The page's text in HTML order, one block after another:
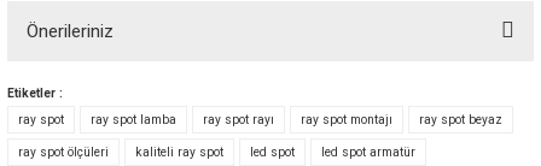
Önerileriniz
Bu ürünün fiyat bilgisi, resim, ürün açıklamalarında ve diğer konularda
Görüş ve önerileriniz için teşekkür ederiz.
Etiketler :
ray spot
ray spot lamba ray spot rayı ray spot montajı ray spot beyaz
ray spot ölçüleri kaliteli ray spot led spot led spot armatür